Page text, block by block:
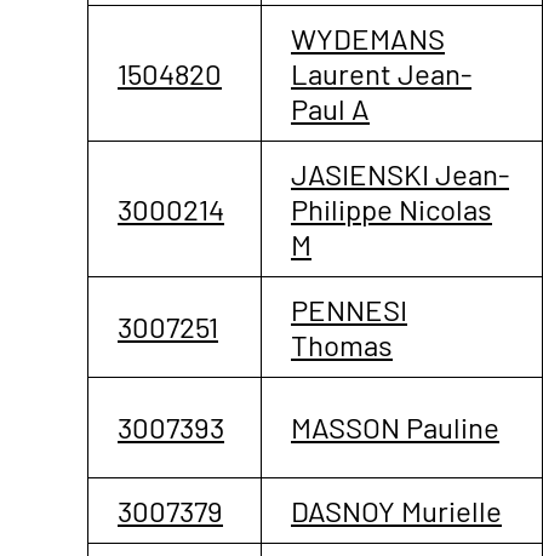
1504820
WYDEMANS
Laurent Jean-
Paul A
3000214
JASIENSKI Jean-
Philippe Nicolas
M
3007251
PENNESI
Thomas
3007393 MASSON Pauline
3007379 DASNOY Murielle